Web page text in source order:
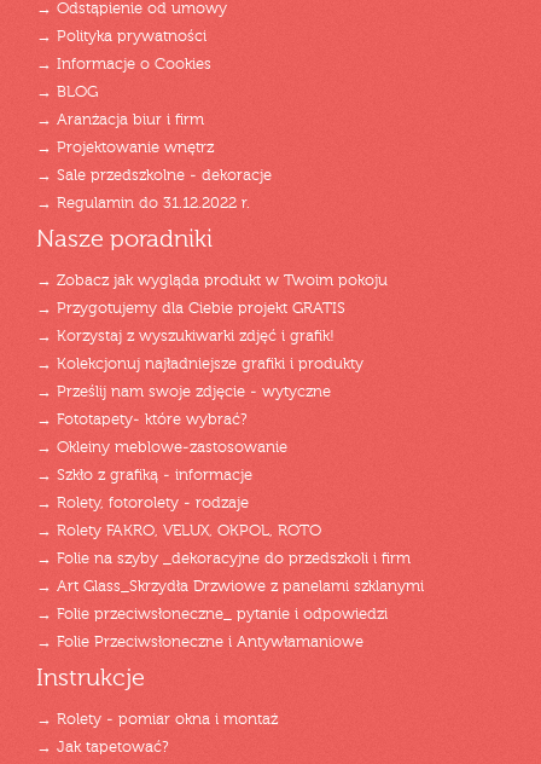
→ Odstąpienie od umowy
→ Polityka prywatności
→ Informacje o Cookies
→ BLOG
→ Aranżacja biur i firm
→ Projektowanie wnętrz
→ Sale przedszkolne - dekoracje
→ Regulamin do 31.12.2022 r.
Nasze poradniki
→ Zobacz jak wygląda produkt w Twoim pokoju
→ Przygotujemy dla Ciebie projekt GRATIS
→ Korzystaj z wyszukiwarki zdjęć i grafik!
→ Kolekcjonuj najładniejsze grafiki i produkty
→ Prześlij nam swoje zdjęcie - wytyczne
→ Fototapety- które wybrać?
→ Okleiny meblowe-zastosowanie
→ Szkło z grafiką - informacje
→ Rolety, fotorolety - rodzaje
→ Rolety FAKRO, VELUX, OKPOL, ROTO
→ Folie na szyby _dekoracyjne do przedszkoli i firm
→ Art Glass_Skrzydła Drzwiowe z panelami szklanymi
→ Folie przeciwsłoneczne_ pytanie i odpowiedzi
→ Folie Przeciwsłoneczne i Antywłamaniowe
Instrukcje
→ Rolety - pomiar okna i montaż
→ Jak tapetować?